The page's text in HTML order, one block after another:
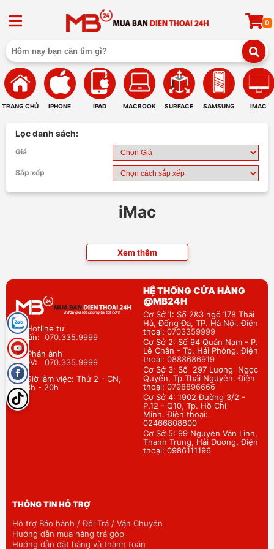
0
TRANG CHỦ IPHONE IPAD MACBOOK SURFACE SAMSUNG IMAC
Lọc danh sách:
Giá
Sắp xếp
iMac
Xem thêm
Hotline tư
vấn: 070.335.9999
Phản ánh
DV: 070.335.9999
Giờ làm việc: Thứ 2 - CN,
8h - 20h
HỆ THỐNG CỬA HÀNG
@MB24H
Cơ Sở 1: Số 2&3 ngõ 178 Thái
Hà, Đống Đa, TP. Hà Nội. Điện
thoại: 0703359999
Cơ Sở 2: Số 94 Quán Nam - P.
Lê Chân - Tp. Hải Phỏng. Điện
thoại: 0888686919
Cơ Sở 3: Số 297 Lương Ngọc
Quyến, Tp.Thái Nguyên. Điện
thoại: 0798896666
Cơ Sở 4: 1902 Đường 3/2 -
P.12 - Q10, Tp. Hồ Chí
Minh. Điện thoại:
02466808800
Cơ Sở 5: 99 Nguyễn Văn Linh,
Thanh Trung, Hải Dương. Điện
thoại: 0986111196
THÔNG TIN HỖ TRỢ
Hỗ trợ Bảo hành / Đổi Trả / Vận Chuyển
Hướng dẫn mua hàng trả góp
Hướng dẫn đặt hàng và thanh toán